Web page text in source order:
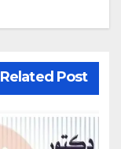
Related Post